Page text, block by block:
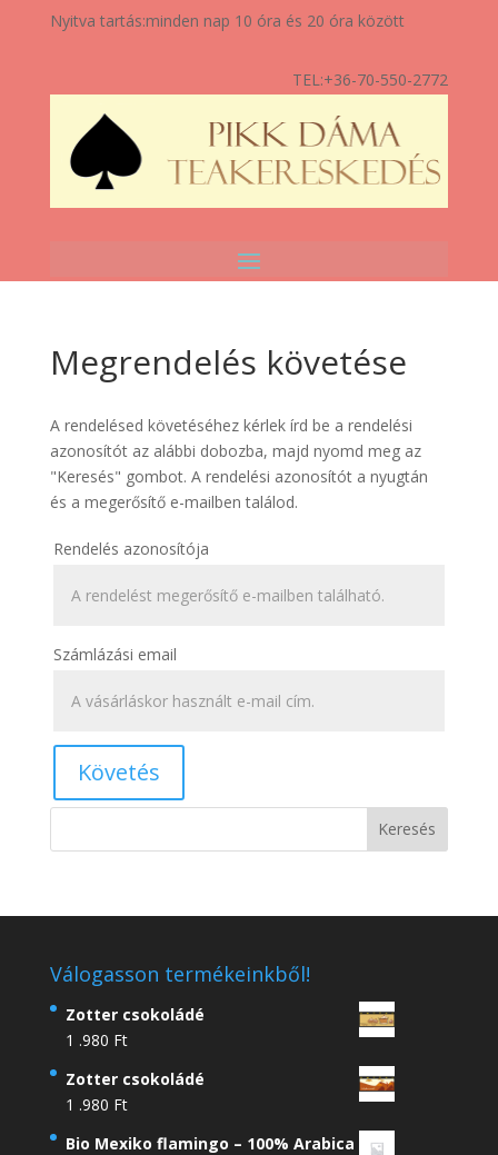
Nyitva tartás:minden nap 10 óra és 20 óra között
TEL:+36-70-550-2772
Megrendelés követése
A rendelésed követéséhez kérlek írd be a rendelési
azonosítót az alábbi dobozba, majd nyomd meg az
"Keresés" gombot. A rendelési azonosítót a nyugtán
és a megerősítő e-mailben találod.
Rendelés azonosítója
Számlázási email
Követés
Válogasson termékeinkből!
Zotter csokoládé
1 .980 Ft
Zotter csokoládé
1 .980 Ft
Bio Mexiko flamingo – 100% Arabica